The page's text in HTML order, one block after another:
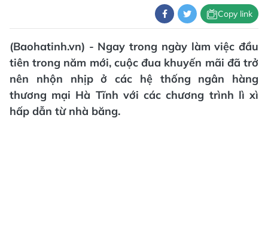
Copy link
(Baohatinh.vn) - Ngay trong ngày làm việc đầu
tiên trong năm mới, cuộc đua khuyến mãi đã trở
nên nhộn nhịp ở các hệ thống ngân hàng
thương mại Hà Tĩnh với các chương trình lì xì
hấp dẫn từ nhà băng.